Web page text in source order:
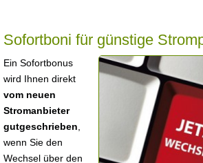
Sofortboni für günstige
Ein Sofortbonus
wird Ihnen direkt
vom neuen
Stromanbieter
gutgeschrieben
wenn Sie den
Wechsel über den